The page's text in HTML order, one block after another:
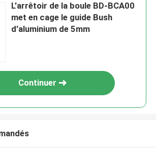
L'arrêtoir de la boule BD-BCA00
met en cage le guide Bush
d'aluminium de 5mm
Continuer